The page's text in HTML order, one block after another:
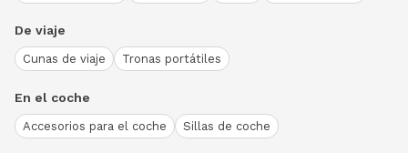
De viaje
Cunas de viaje Tronas portátiles
En el coche
Accesorios para el coche Sillas de coche